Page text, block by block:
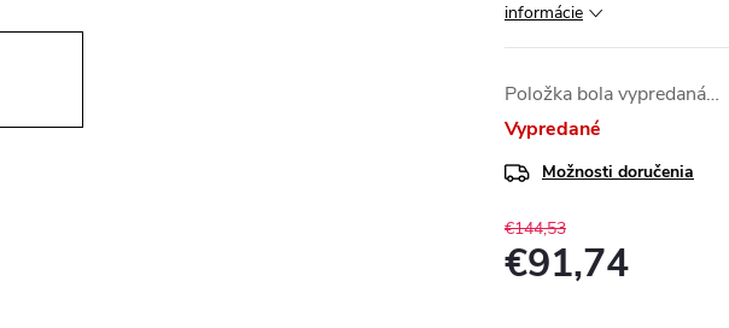
informácie
Položka bola vypredaná…
Vypredané
Možnosti doručenia
€144,53
€91,74